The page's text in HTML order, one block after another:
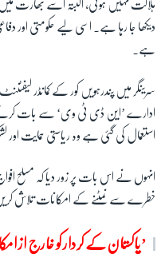
ہلاکت نہیں ہوئی، البتہ اسے بھارت
دیکھا جا رہا ہے۔ اسی لیے حکومتی اور
ہے۔
سرینگر میں پندرہویں کور کے کمانڈر
ادارے ’این ڈی ٹی وی‘ سے بات کرتے
استعمال کی گئی ہے وہ ریاستی حمایت
انہوں نے اس بات پر زور دیا کہ مسلح
خطرے سے نمٹنے کے امکانات تلاش
’پاکستان کے کردار کو خارج از